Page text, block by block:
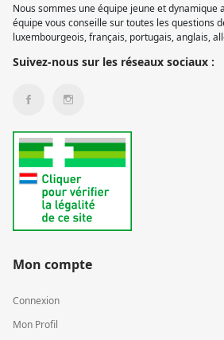
Nous sommes une équipe jeune et dynamique
équipe vous conseille sur toutes les questions
luxembourgeois, français, portugais, anglais,
Suivez-nous sur les réseaux sociaux :
Mon compte
Connexion
Mon Profil